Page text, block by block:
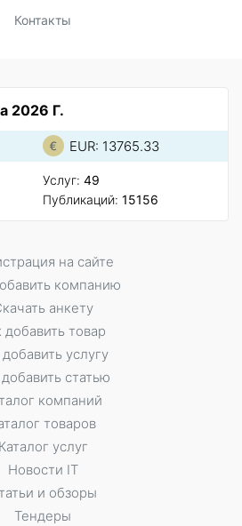
Контакты
2026 Г.
EUR: 13765.33
Услуг: 49
Публикаций: 15156
на сайте
компанию
анкету
добавить товар
добавить услугу
статью
компаний
товаров
Каталог услуг
Новости IT
и обзоры
Тендеры